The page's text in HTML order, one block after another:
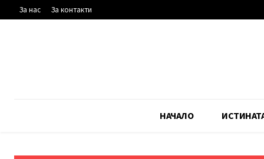
За нас За контакти
НАЧАЛО